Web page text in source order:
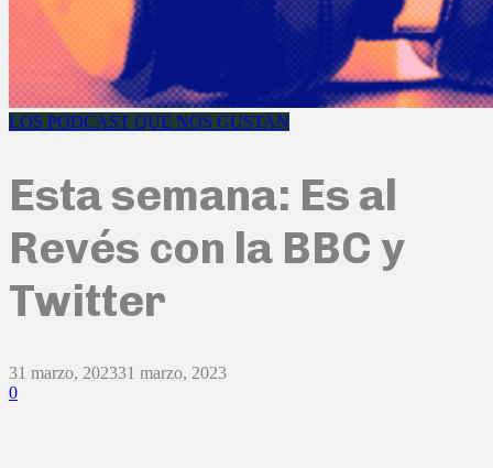
LOS PODCAST QUE NOS GUSTAN
Esta semana: Es al
Revés con la BBC y
Twitter
31 marzo, 202331 marzo, 2023
0